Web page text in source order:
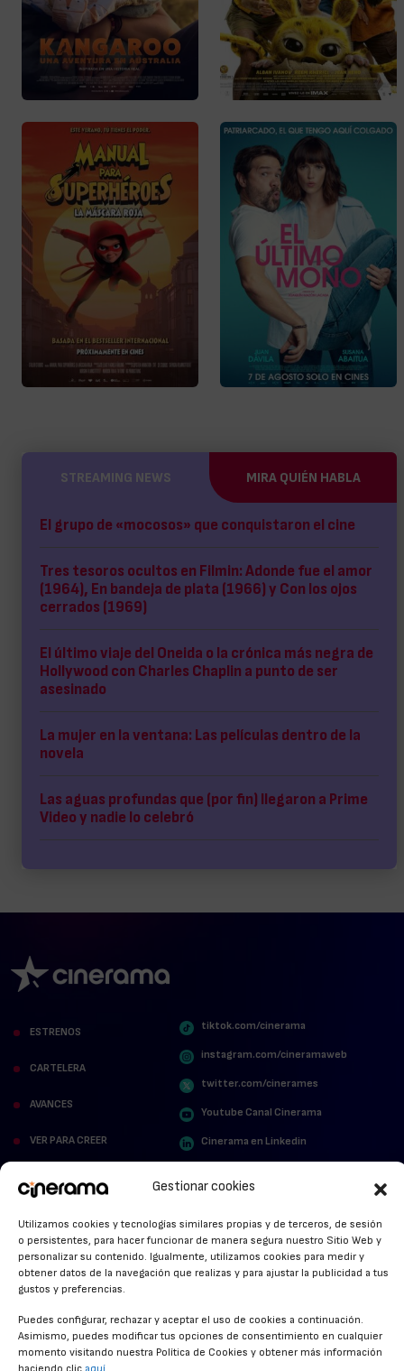
Gestionar cookies
Utilizamos cookies y tecnologías similares propias y de terceros, de sesión
o persistentes, para hacer funcionar de manera segura nuestro Sitio Web y
personalizar su contenido. Igualmente, utilizamos cookies para medir y
obtener datos de la navegación que realizas y para ajustar la publicidad a tus
gustos y preferencias.
Puedes configurar, rechazar y aceptar el uso de cookies a continuación.
Asimismo, puedes modificar tus opciones de consentimiento en cualquier
momento visitando nuestra Política de Cookies y obtener más información
haciendo clic aquí
STREAMING NEWS MIRA QUIÉN HABLA
El grupo de «mocosos» que conquistaron el cine
Tres tesoros ocultos en Filmin: Adonde fue el amor
(1964), En bandeja de plata (1966) y Con los ojos
cerrados (1969)
El último viaje del Oneida o la crónica más negra de
Hollywood con Charles Chaplin a punto de ser
asesinado
La mujer en la ventana: Las películas dentro de la
novela
Las aguas profundas que (por fin) llegaron a Prime
Video y nadie lo celebró
ESTRENOS
CARTELERA
AVANCES
VER PARA CREER
ALFOMBRA ROJA
ANUNCIOS DE CINE
tiktok.com/cinerama
instagram.com/cineramaweb
twitter.com/cinerames
Youtube Canal Cinerama
Cinerama en Linkedin